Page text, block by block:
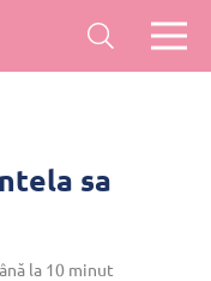
sa
la 10 minut